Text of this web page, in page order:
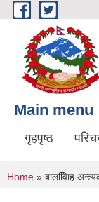
Skip to main content
Main menu
गृहपृष्ठ
You are
Home » बालवििाह